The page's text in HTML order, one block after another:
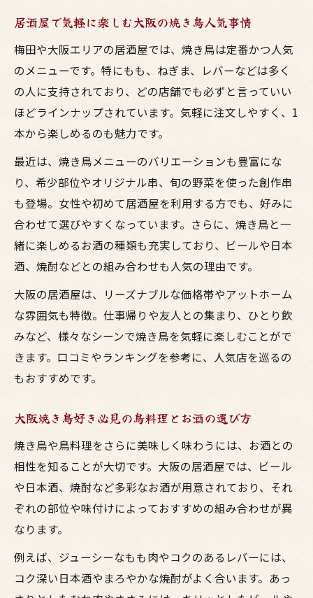
居酒屋で気軽に楽しむ大阪の焼き鳥人気事情
梅田や大阪エリアの居酒屋では、焼き鳥は定番かつ人気
のメニューです。特にもも、ねぎま、レバーなどは多く
の人に支持されており、どの店舗でも必ずと言っていい
ほどラインナップされています。気軽に注文しやすく、1
本から楽しめるのも魅力です。
最近は、焼き鳥メニューのバリエーションも豊富にな
り、希少部位やオリジナル串、旬の野菜を使った創作串
も登場。女性や初めて居酒屋を利用する方でも、好みに
合わせて選びやすくなっています。さらに、焼き鳥と一
緒に楽しめるお酒の種類も充実しており、ビールや日本
酒、焼酎などとの組み合わせも人気の理由です。
大阪の居酒屋は、リーズナブルな価格帯やアットホーム
な雰囲気も特徴。仕事帰りや友人との集まり、ひとり飲
みなど、様々なシーンで焼き鳥を気軽に楽しむことがで
きます。口コミやランキングを参考に、人気店を巡るの
もおすすめです。
大阪焼き鳥好き必見の鳥料理とお酒の選び方
焼き鳥や鳥料理をさらに美味しく味わうには、お酒との
相性を知ることが大切です。大阪の居酒屋では、ビール
や日本酒、焼酎など多彩なお酒が用意されており、それ
ぞれの部位や味付けによっておすすめの組み合わせが異
なります。
例えば、ジューシーなもも肉やコクのあるレバーには、
コク深い日本酒やまろやかな焼酎がよく合います。あっ